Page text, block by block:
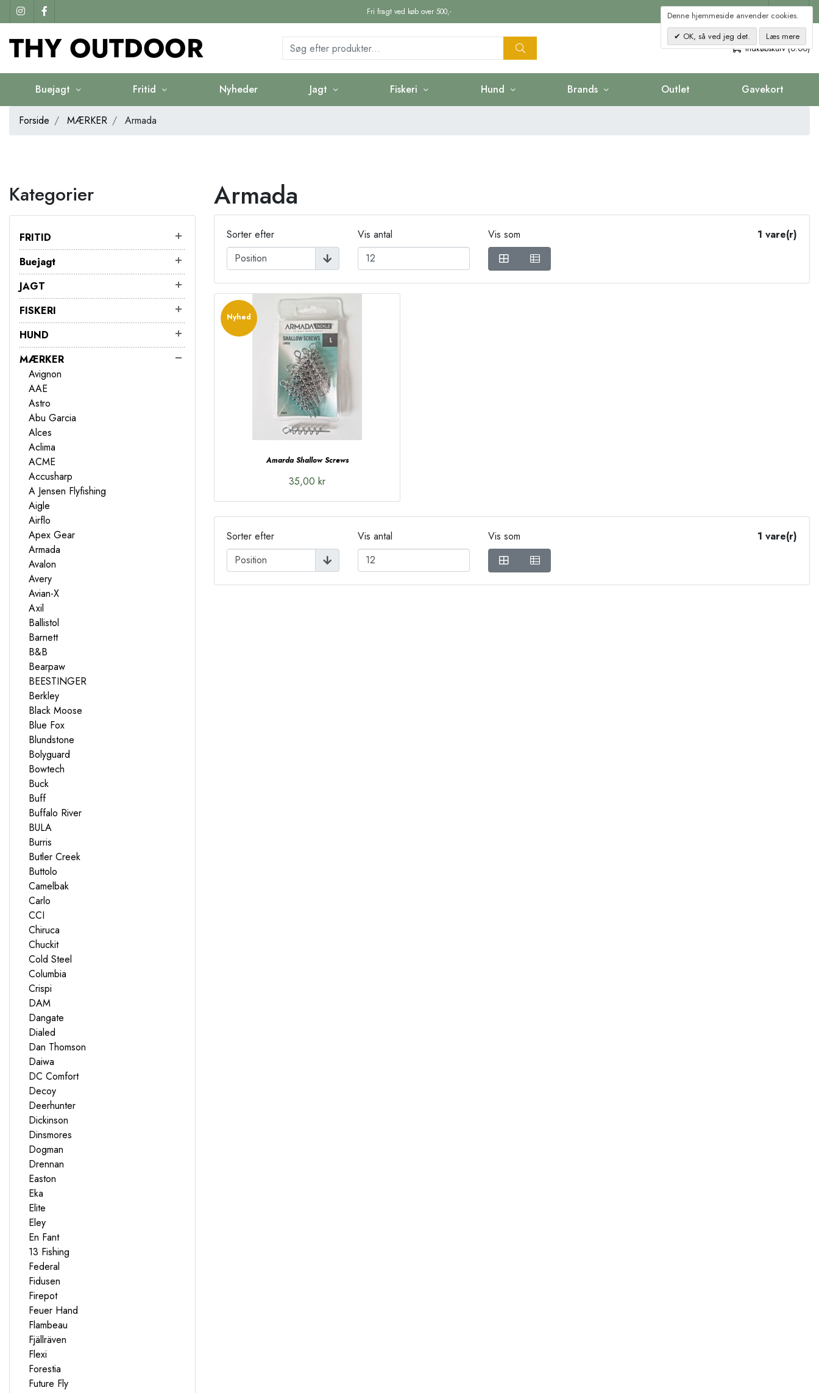
Fri fragt ved køb over 500,- Kontakt
0
Indkøbskurv (0.00)
Buejagt Fritid Nyheder Jagt Fiskeri Hund Brands Outlet Gavekort
Forside MÆRKER Armada
Kategorier
FRITID
Buejagt
JAGT
FISKERI
HUND
MÆRKER
Avignon
AAE
Astro
Abu Garcia
Alces
Aclima
ACME
Accusharp
A Jensen Flyfishing
Aigle
Airflo
Apex Gear
Armada
Avalon
Avery
Avian-X
Axil
Ballistol
Barnett
B&B
Bearpaw
BEESTINGER
Berkley
Black Moose
Blue Fox
Blundstone
Bolyguard
Bowtech
Buck
Buff
Buffalo River
BULA
Burris
Butler Creek
Buttolo
Camelbak
Carlo
CCI
Chiruca
Chuckit
Cold Steel
Columbia
Crispi
DAM
Dangate
Dialed
Dan Thomson
Daiwa
DC Comfort
Decoy
Deerhunter
Dickinson
Dinsmores
Dogman
Drennan
Easton
Eka
Elite
Eley
En Fant
13 Fishing
Federal
Fidusen
Firepot
Feuer Hand
Flambeau
Fjällräven
Flexi
Forestia
Future Fly
Armada
Sorter efter Vis antal Vis som 1 vare(r)
Nyhed
Amarda Shallow Screws
35,00 kr
Sorter efter Vis antal Vis som 1 vare(r)
Denne hjemmeside anvender cookies.
OK, så ved jeg det.
Læs mere